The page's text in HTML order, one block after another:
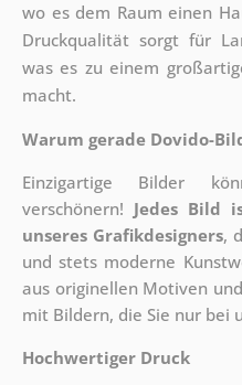
wo es dem Raum einen
Druckqualität sorgt für
was es zu einem
macht.
Warum gerade Dovido-
Einzigartige Bilder
verschönern! Jedes Bild
unseres Grafikdesigners,
und stets moderne
aus originellen Motiven
mit Bildern, die Sie nur bei
Hochwertiger Druck